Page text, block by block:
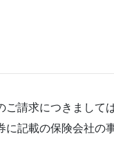
請求につきまして
記載の保険会社